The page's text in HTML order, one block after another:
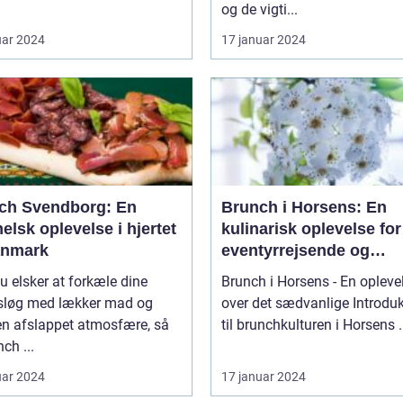
2024
og de vigti...
17 januar 2024
Svendborg: En
oplevelse i hjertet
elsker at forkæle dine
med lækker mad og
afslappet atmosfære, så
...
2024
Brunch i Horsens: En
kulinarisk oplevelse for
eventyrrejsende og
backpackere
Brunch i Horsens - En
over det sædvanlige Introduktion
til
17 januar 2024